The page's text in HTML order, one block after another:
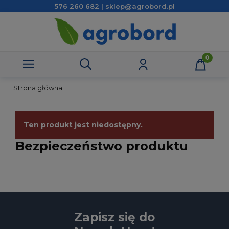
576 260 682 | sklep@agrobord.pl
Strona główna
Ten produkt jest niedostępny.
Bezpieczeństwo produktu
Zapisz się do